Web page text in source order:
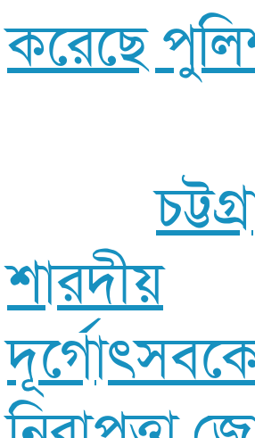
করেছে
শারদীয়